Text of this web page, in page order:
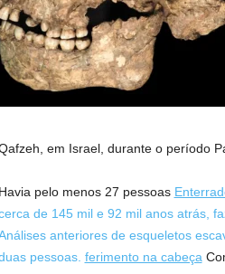
em Israel, durante o período
Havia pelo menos 27 pessoas
de 145 mil e 92 mil anos atrás,
anteriores de esqueletos
pessoas. ferimento na cabeça